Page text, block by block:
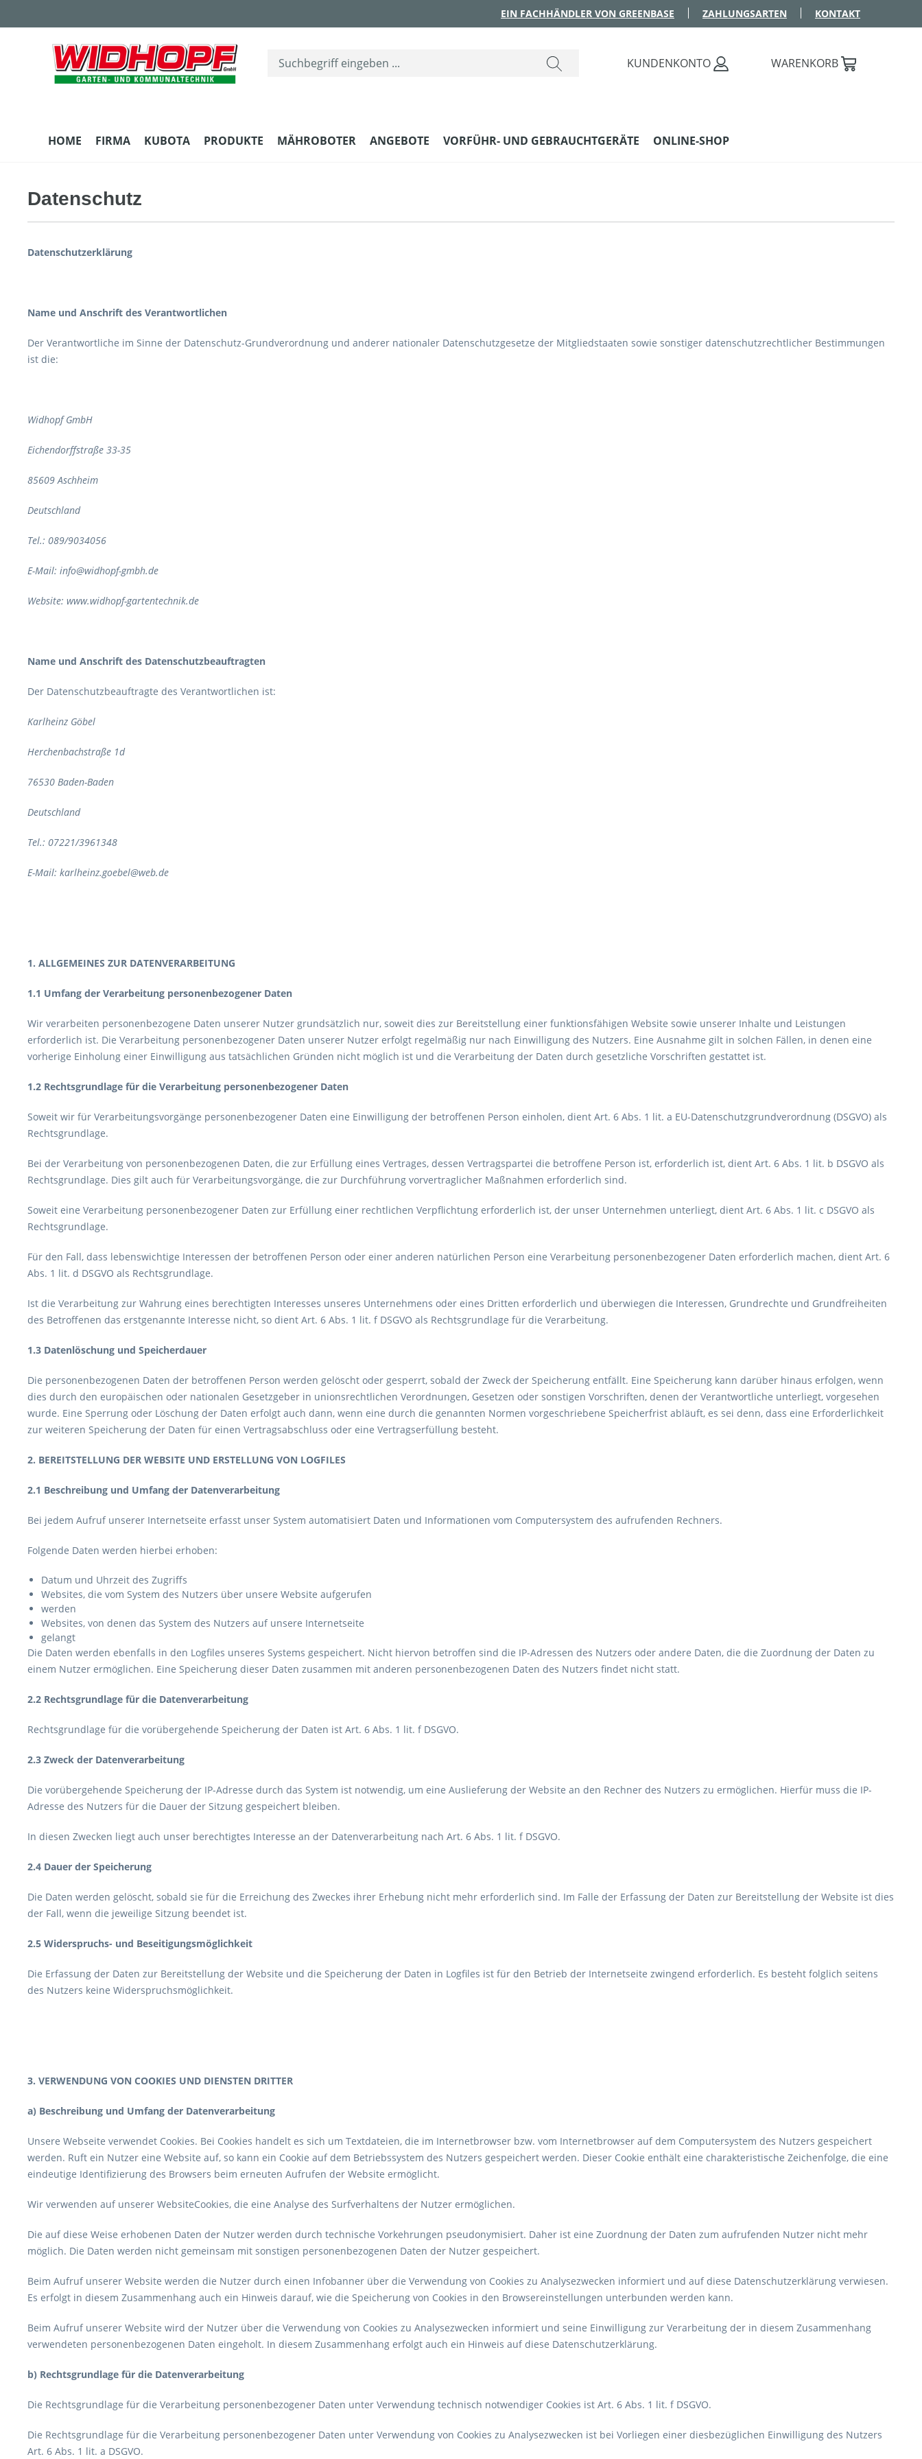
EIN FACHHÄNDLER VON GREENBASE ZAHLUNGSARTEN KONTAKT
KUNDENKONTO WARENKORB
HOME FIRMA KUBOTA PRODUKTE MÄHROBOTER ANGEBOTE VORFÜHR- UND GEBRAUCHTGERÄTE ONLINE-SHOP
Datenschutz
Datenschutzerklärung
Name und Anschrift des Verantwortlichen
Der Verantwortliche im Sinne der Datenschutz-Grundverordnung und anderer nationaler Datenschutzgesetze der Mitgliedstaaten sowie sonstiger datenschutzrechtlicher Bestimmungen
ist die:
Widhopf GmbH
Eichendorffstraße 33-35
85609 Aschheim
Deutschland
Tel.: 089/9034056
E-Mail: info@widhopf-gmbh.de
Website: www.widhopf-gartentechnik.de
Name und Anschrift des Datenschutzbeauftragten
Der Datenschutzbeauftragte des Verantwortlichen ist:
Karlheinz Göbel
Herchenbachstraße 1d
76530 Baden-Baden
Deutschland
Tel.: 07221/3961348
E-Mail: karlheinz.goebel@web.de
1. ALLGEMEINES ZUR DATENVERARBEITUNG
1.1 Umfang der Verarbeitung personenbezogener Daten
Wir verarbeiten personenbezogene Daten unserer Nutzer grundsätzlich nur, soweit dies zur Bereitstellung einer funktionsfähigen Website sowie unserer Inhalte und Leistungen
erforderlich ist. Die Verarbeitung personenbezogener Daten unserer Nutzer erfolgt regelmäßig nur nach Einwilligung des Nutzers. Eine Ausnahme gilt in solchen Fällen, in denen eine
vorherige Einholung einer Einwilligung aus tatsächlichen Gründen nicht möglich ist und die Verarbeitung der Daten durch gesetzliche Vorschriften gestattet ist.
1.2 Rechtsgrundlage für die Verarbeitung personenbezogener Daten
Soweit wir für Verarbeitungsvorgänge personenbezogener Daten eine Einwilligung der betroffenen Person einholen, dient Art. 6 Abs. 1 lit. a EU-Datenschutzgrundverordnung (DSGVO) als
Rechtsgrundlage.
Bei der Verarbeitung von personenbezogenen Daten, die zur Erfüllung eines Vertrages, dessen Vertragspartei die betroffene Person ist, erforderlich ist, dient Art. 6 Abs. 1 lit. b DSGVO als
Rechtsgrundlage. Dies gilt auch für Verarbeitungsvorgänge, die zur Durchführung vorvertraglicher Maßnahmen erforderlich sind.
Soweit eine Verarbeitung personenbezogener Daten zur Erfüllung einer rechtlichen Verpflichtung erforderlich ist, der unser Unternehmen unterliegt, dient Art. 6 Abs. 1 lit. c DSGVO als
Rechtsgrundlage.
Für den Fall, dass lebenswichtige Interessen der betroffenen Person oder einer anderen natürlichen Person eine Verarbeitung personenbezogener Daten erforderlich machen, dient Art. 6
Abs. 1 lit. d DSGVO als Rechtsgrundlage.
Ist die Verarbeitung zur Wahrung eines berechtigten Interesses unseres Unternehmens oder eines Dritten erforderlich und überwiegen die Interessen, Grundrechte und Grundfreiheiten
des Betroffenen das erstgenannte Interesse nicht, so dient Art. 6 Abs. 1 lit. f DSGVO als Rechtsgrundlage für die Verarbeitung.
1.3 Datenlöschung und Speicherdauer
Die personenbezogenen Daten der betroffenen Person werden gelöscht oder gesperrt, sobald der Zweck der Speicherung entfällt. Eine Speicherung kann darüber hinaus erfolgen, wenn
dies durch den europäischen oder nationalen Gesetzgeber in unionsrechtlichen Verordnungen, Gesetzen oder sonstigen Vorschriften, denen der Verantwortliche unterliegt, vorgesehen
wurde. Eine Sperrung oder Löschung der Daten erfolgt auch dann, wenn eine durch die genannten Normen vorgeschriebene Speicherfrist abläuft, es sei denn, dass eine Erforderlichkeit
zur weiteren Speicherung der Daten für einen Vertragsabschluss oder eine Vertragserfüllung besteht.
2. BEREITSTELLUNG DER WEBSITE UND ERSTELLUNG VON LOGFILES
2.1 Beschreibung und Umfang der Datenverarbeitung
Bei jedem Aufruf unserer Internetseite erfasst unser System automatisiert Daten und Informationen vom Computersystem des aufrufenden Rechners.
Folgende Daten werden hierbei erhoben:
Datum und Uhrzeit des Zugriffs
Websites, die vom System des Nutzers über unsere Website aufgerufen
werden
Websites, von denen das System des Nutzers auf unsere Internetseite
gelangt
Die Daten werden ebenfalls in den Logfiles unseres Systems gespeichert. Nicht hiervon betroffen sind die IP-Adressen des Nutzers oder andere Daten, die die Zuordnung der Daten zu
einem Nutzer ermöglichen. Eine Speicherung dieser Daten zusammen mit anderen personenbezogenen Daten des Nutzers findet nicht statt.
2.2 Rechtsgrundlage für die Datenverarbeitung
Rechtsgrundlage für die vorübergehende Speicherung der Daten ist Art. 6 Abs. 1 lit. f DSGVO.
2.3 Zweck der Datenverarbeitung
Die vorübergehende Speicherung der IP-Adresse durch das System ist notwendig, um eine Auslieferung der Website an den Rechner des Nutzers zu ermöglichen. Hierfür muss die IP-
Adresse des Nutzers für die Dauer der Sitzung gespeichert bleiben.
In diesen Zwecken liegt auch unser berechtigtes Interesse an der Datenverarbeitung nach Art. 6 Abs. 1 lit. f DSGVO.
2.4 Dauer der Speicherung
Die Daten werden gelöscht, sobald sie für die Erreichung des Zweckes ihrer Erhebung nicht mehr erforderlich sind. Im Falle der Erfassung der Daten zur Bereitstellung der Website ist dies
der Fall, wenn die jeweilige Sitzung beendet ist.
2.5 Widerspruchs- und Beseitigungsmöglichkeit
Die Erfassung der Daten zur Bereitstellung der Website und die Speicherung der Daten in Logfiles ist für den Betrieb der Internetseite zwingend erforderlich. Es besteht folglich seitens
des Nutzers keine Widerspruchsmöglichkeit.
3. VERWENDUNG VON COOKIES UND DIENSTEN DRITTER
a) Beschreibung und Umfang der Datenverarbeitung
Unsere Webseite verwendet Cookies. Bei Cookies handelt es sich um Textdateien, die im Internetbrowser bzw. vom Internetbrowser auf dem Computersystem des Nutzers gespeichert
werden. Ruft ein Nutzer eine Website auf, so kann ein Cookie auf dem Betriebssystem des Nutzers gespeichert werden. Dieser Cookie enthält eine charakteristische Zeichenfolge, die eine
eindeutige Identifizierung des Browsers beim erneuten Aufrufen der Website ermöglicht.
Wir verwenden auf unserer WebsiteCookies, die eine Analyse des Surfverhaltens der Nutzer ermöglichen.
Die auf diese Weise erhobenen Daten der Nutzer werden durch technische Vorkehrungen pseudonymisiert. Daher ist eine Zuordnung der Daten zum aufrufenden Nutzer nicht mehr
möglich. Die Daten werden nicht gemeinsam mit sonstigen personenbezogenen Daten der Nutzer gespeichert.
Beim Aufruf unserer Website werden die Nutzer durch einen Infobanner über die Verwendung von Cookies zu Analysezwecken informiert und auf diese Datenschutzerklärung verwiesen.
Es erfolgt in diesem Zusammenhang auch ein Hinweis darauf, wie die Speicherung von Cookies in den Browsereinstellungen unterbunden werden kann.
Beim Aufruf unserer Website wird der Nutzer über die Verwendung von Cookies zu Analysezwecken informiert und seine Einwilligung zur Verarbeitung der in diesem Zusammenhang
verwendeten personenbezogenen Daten eingeholt. In diesem Zusammenhang erfolgt auch ein Hinweis auf diese Datenschutzerklärung.
b) Rechtsgrundlage für die Datenverarbeitung
Die Rechtsgrundlage für die Verarbeitung personenbezogener Daten unter Verwendung technisch notwendiger Cookies ist Art. 6 Abs. 1 lit. f DSGVO.
Die Rechtsgrundlage für die Verarbeitung personenbezogener Daten unter Verwendung von Cookies zu Analysezwecken ist bei Vorliegen einer diesbezüglichen Einwilligung des Nutzers
Art. 6 Abs. 1 lit. a DSGVO.